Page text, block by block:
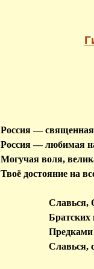
Россия —
Россия — любимая
Могучая воля,
Твоё достояние на
Славься,
Братских
Предками
Славься,